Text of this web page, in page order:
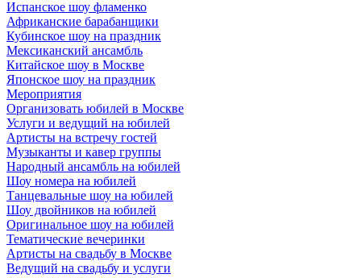
Испанское шоу фламенко
Африканские барабанщики
Кубинское шоу на праздник
Мексиканский ансамбль
Китайское шоу в Москве
Японское шоу на праздник
Мероприятия
Организовать юбилей в Москве
Услуги и ведущий на юбилей
Артисты на встречу гостей
Музыканты и кавер группы
Народный ансамбль на юбилей
Шоу номера на юбилей
Танцевальные шоу на юбилей
Шоу двойников на юбилей
Оригинальное шоу на юбилей
Тематические вечеринки
Артисты на свадьбу в Москве
Ведущий на свадьбу и услуги